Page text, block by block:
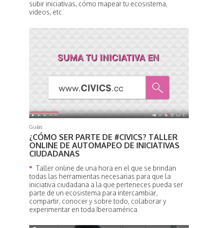
subir iniciativas, cómo mapear tu ecosistema,
videos, etc.
Guías
¿CÓMO SER PARTE DE #CIVICS? TALLER
ONLINE DE AUTOMAPEO DE INICIATIVAS
CIUDADANAS
Taller online de una hora en el que se brindan
todas las herramientas necesarias para que la
iniciativa ciudadana a la que perteneces pueda ser
parte de un ecosistema para intercambiar,
compartir, conocer y sobre todo, colaborar y
experimentar en toda Iberoamérica.